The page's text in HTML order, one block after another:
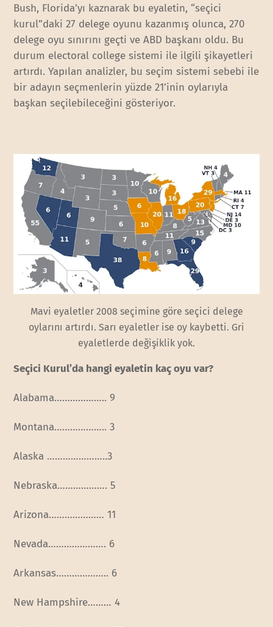
Bush, Florida’yı kaznarak bu eyaletin, “seçici
kurul”daki 27 delege oyunu kazanmış olunca, 270
delege oyu sınırını geçti ve ABD başkanı oldu. Bu
durum electoral college sistemi ile ilgili şikayetleri
artırdı. Yapılan analizler, bu seçim sistemi sebebi ile
bir adayın seçmenlerin yüzde 21’inin oylarıyla
başkan seçilebileceğini gösteriyor.
Mavi eyaletler 2008 seçimine göre seçici delege
oylarını artırdı. Sarı eyaletler ise oy kaybetti. Gri
eyaletlerde değişiklik yok.
Seçici Kurul’da hangi eyaletin kaç oyu var?
Alabama……………….. 9
Montana……………….. 3
Alaska …………………..3
Nebraska………………. 5
Arizona………………… 11
Nevada…………………. 6
Arkansas……………….. 6
New Hampshire……… 4